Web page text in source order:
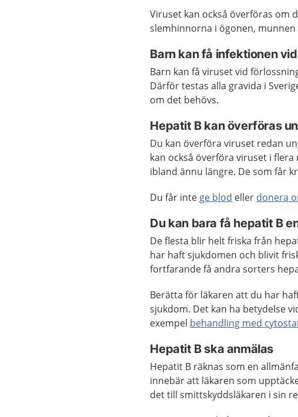
Viruset kan också överföras om
slemhinnorna i ögonen,
Barn kan få infektionen
Barn kan få viruset vid
Därför testas alla gravida i
om det behövs.
Hepatit B kan överföras
Du kan överföra viruset redan
kan också överföra viruset i
ibland ännu längre. De som får
Du får inte ge blod eller donera
Du kan bara få hepatit B
De flesta blir helt friska från
har haft sjukdomen och blivit
fortfarande få andra sorters
Berätta för läkaren att du har
sjukdom. Det kan ha betydelse
exempel behandling med
Hepatit B ska anmälas
Hepatit B räknas som en
innebär att läkaren som
det till smittskyddsläkaren i sin